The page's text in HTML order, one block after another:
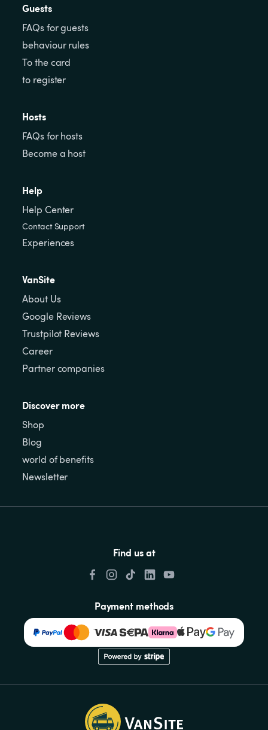
Guests
FAQs for guests
behaviour rules
To the card
to register
Hosts
FAQs for hosts
Become a host
Help
Help Center
Contact Support
Experiences
VanSite
About Us
Google Reviews
Trustpilot Reviews
Career
Partner companies
Discover more
Shop
Blog
world of benefits
Newsletter
Find us at
Payment methods